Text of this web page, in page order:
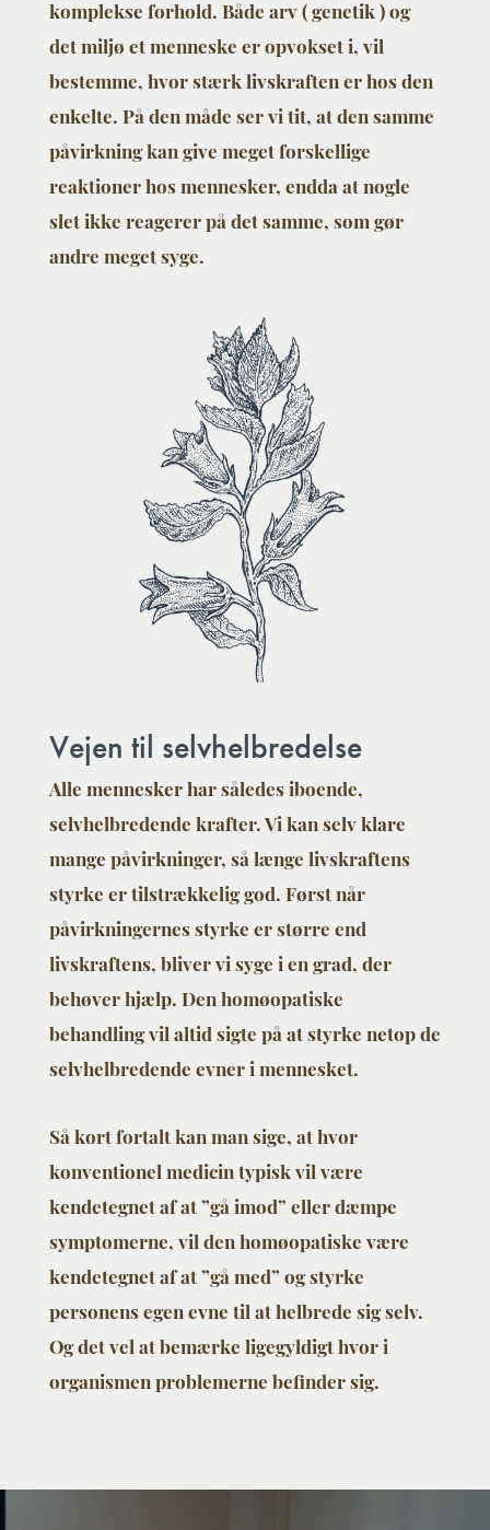
komplekse forhold. Både arv ( genetik ) og
det miljø et menneske er opvokset i, vil
bestemme, hvor stærk livskraften er hos den
enkelte. På den måde ser vi tit, at den samme
påvirkning kan give meget forskellige
reaktioner hos mennesker, endda at nogle
slet ikke reagerer på det samme, som gør
andre meget syge.
Vejen til selvhelbredelse
Alle mennesker har således iboende,
selvhelbredende krafter. Vi kan selv klare
mange påvirkninger, så længe livskraftens
styrke er tilstrækkelig god. Først når
påvirkningernes styrke er større end
livskraftens, bliver vi syge i en grad, der
behøver hjælp. Den homøopatiske
behandling vil altid sigte på at styrke netop de
selvhelbredende evner i mennesket.
Så kort fortalt kan man sige, at hvor
konventionel medicin typisk vil være
kendetegnet af at ”gå imod” eller dæmpe
symptomerne, vil den homøopatiske være
kendetegnet af at ”gå med” og styrke
personens egen evne til at helbrede sig selv.
Og det vel at bemærke ligegyldigt hvor i
organismen problemerne befinder sig.